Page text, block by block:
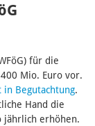
für die
Mio. Euro vor.
in Begutachtung.
Hand die
jährlich erhöhen.